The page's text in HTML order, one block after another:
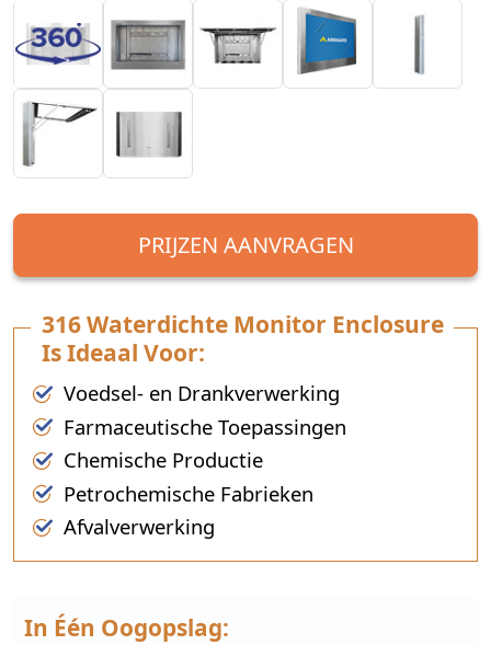
PRIJZEN AANVRAGEN
316 Waterdichte Monitor Enclosure
Is Ideaal Voor:
Voedsel- en Drankverwerking
Farmaceutische Toepassingen
Chemische Productie
Petrochemische Fabrieken
Afvalverwerking
In Één Oogopslag: